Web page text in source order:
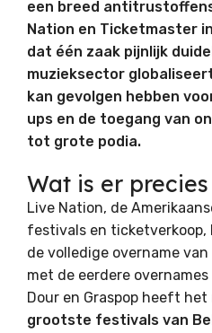
een breed
Nation en Ticketmaster
dat één zaak pijnlijk
muzieksector
kan gevolgen hebben
ups en de toegang van
tot grote podia.
Wat is er
Live Nation, de
festivals en ticketverkoop,
de volledige overname van
met de eerdere overnames
Dour en Graspop heeft het
grootste festivals van